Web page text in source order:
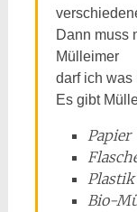
Dann muss
Mülleimer
darf ich was
Es gibt
Papier
Plastik
Bio-